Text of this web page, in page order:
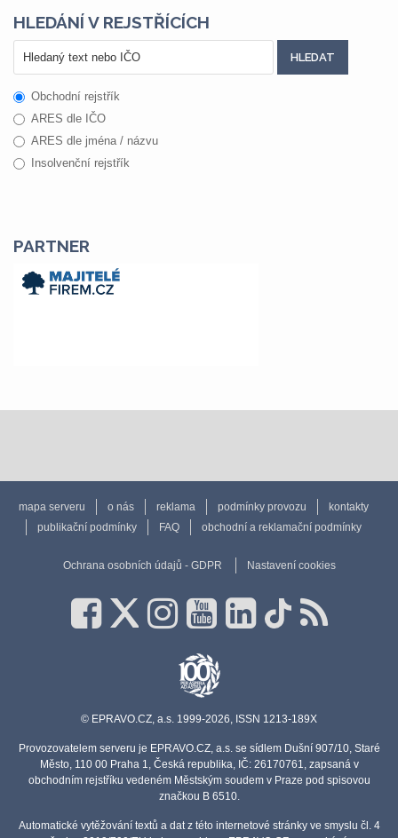
HLEDÁNÍ V REJSTŘÍCÍCH
Obchodní rejstřík
ARES dle IČO
ARES dle jména / názvu
Insolvenční rejstřík
PARTNER
mapa serveru o nás reklama podmínky provozu
kontakty
publikační podmínky
FAQ obchodní a reklamační podmínky
Ochrana osobních údajů - GDPR Nastavení cookies
© EPRAVO.CZ, a.s. 1999-2026, ISSN 1213-189X
Provozovatelem serveru je EPRAVO.CZ, a.s. se sídlem Dušní 907/10, Staré
Město, 110 00 Praha 1, Česká republika, IČ: 26170761, zapsaná v
obchodním rejstříku vedeném Městským soudem v Praze pod spisovou
značkou B 6510.
Automatické vytěžování textů a dat z této internetové stránky ve smyslu čl. 4